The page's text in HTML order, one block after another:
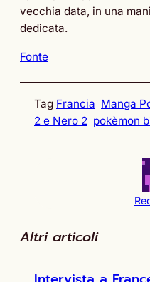
vecchia data, in una
dedicata.
Fonte
Tag Francia Manga
2 e Nero 2 pokèmon
Altri articoli